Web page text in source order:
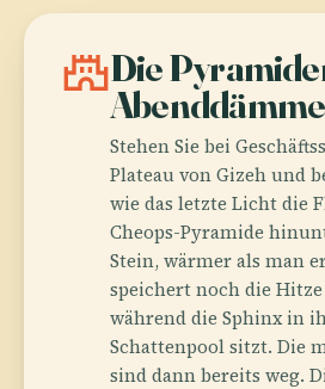
castleDie
Stehen Sie bei
Plateau von Gizeh und
wie das letzte Licht die
Cheops-Pyramide
Stein, wärmer als man
speichert noch die Hitze
während die Sphinx in
Schattenpool sitzt. Die
sind dann bereits weg.